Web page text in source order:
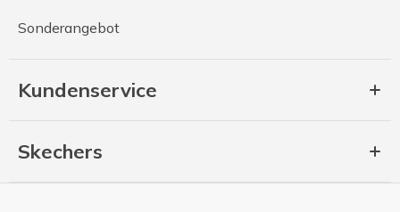
Sonderangebot
Kundenservice
Skechers